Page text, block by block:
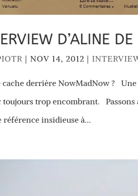
D’ALINE
|NOV 14, 2012 |
cache derrière NowMadNow ?
toujours trop encombrant.
référence insidieuse à...